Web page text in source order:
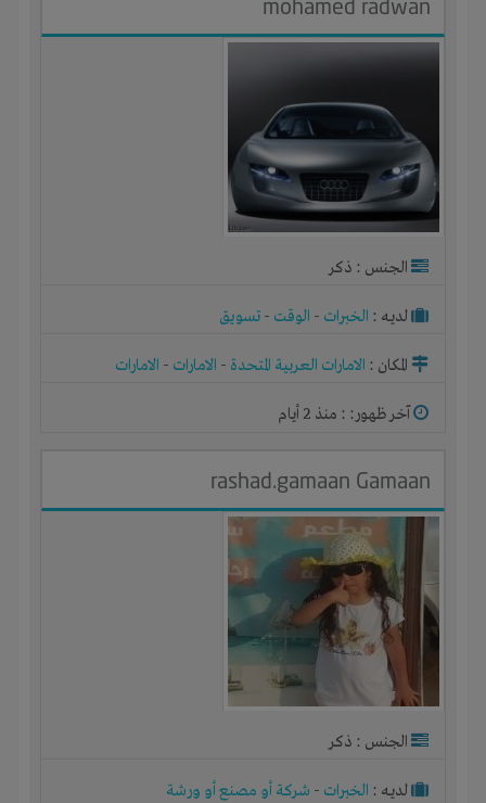
mohamed radwan
الجنس : ذكر
لديـه : الخبرات - الوقت - تسويق
المكان : الامارات العربية المتحدة - الامارات - الامارات
آخر ظهور: : منذ 2 أيام
rashad.gamaan Gamaan
الجنس : ذكر
لديـه : الخبرات - شركة أو مصنع أو ورشة